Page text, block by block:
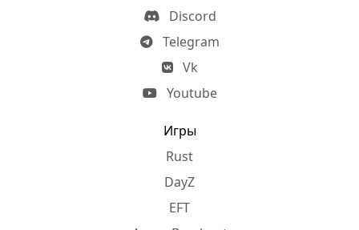
Discord
Telegram
Vk
Youtube
Игры
Rust
DayZ
EFT